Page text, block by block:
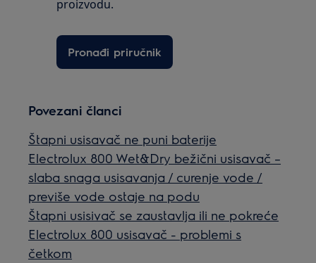
proizvodu.
Pronađi priručnik
Povezani članci
Štapni usisavač ne puni baterije
Electrolux 800 Wet&Dry bežični usisavač –
slaba snaga usisavanja / curenje vode /
previše vode ostaje na podu
Štapni usisivač se zaustavlja ili ne pokreće
Electrolux 800 usisavač - problemi s
četkom